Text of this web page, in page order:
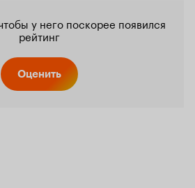
у него поскорее появился
рейтинг
Оценить